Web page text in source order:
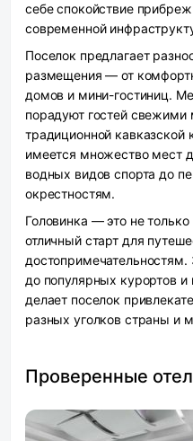
себе спокойствие
современной
Поселок предлагает
размещения — от
домов и мини-гостиниц.
порадуют гостей
традиционной кавказской
имеется множество мест
водных видов спорта до
окрестностям.
Головинка — это не
отличный старт для
до популярных курортов
делает поселок
разных уголков страны и
Проверенные